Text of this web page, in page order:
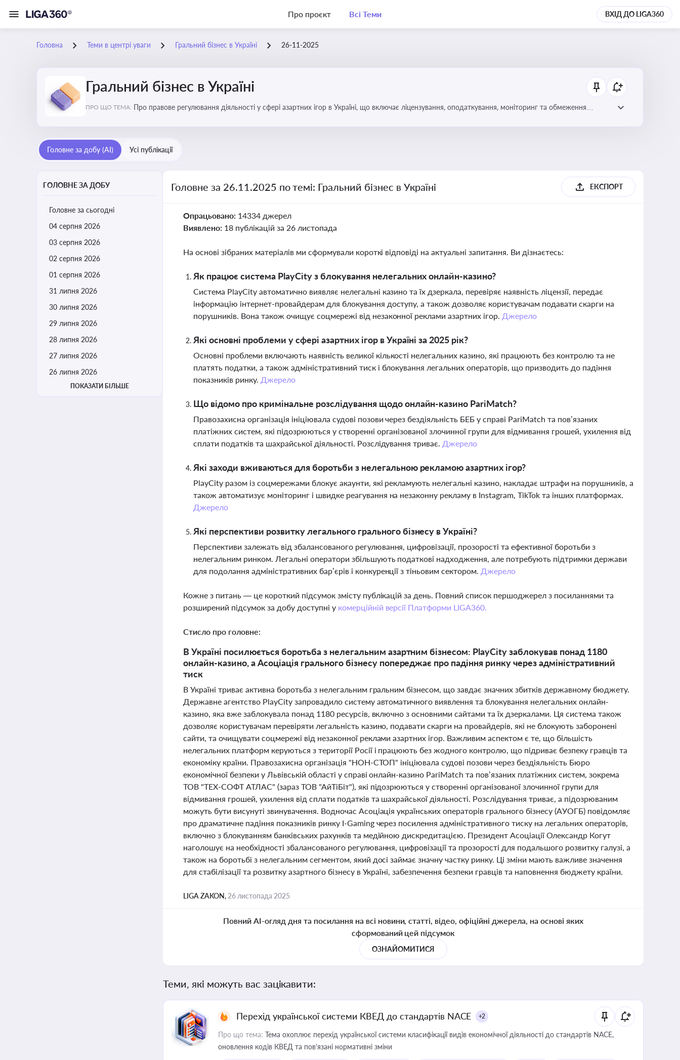
Про проєкт Всі Теми ВХІД ДО LIGA360
Головна Теми в центрі уваги Гральний бізнес в Україні 26-11-2025
Гральний бізнес в Україні
ПРО ЩО ТЕМА: Про правове регулювання діяльності у сфері азартних ігор в Україні, що включає ліцензування, оподаткування, моніторинг та обмеження
Головне за добу (AI) Усі публікації
ГОЛОВНЕ ЗА ДОБУ
Головне за сьогодні
04 серпня 2026
03 серпня 2026
02 серпня 2026
01 серпня 2026
31 липня 2026
30 липня 2026
29 липня 2026
28 липня 2026
27 липня 2026
26 липня 2026
ПОКАЗАТИ БІЛЬШЕ
Головне за 26.11.2025 по темі: Гральний бізнес в Україні ЕКСПОРТ
Опрацьовано: 14334 джерел
Виявлено: 18 публікацій за 26 листопада
На основі зібраних матеріалів ми сформували короткі відповіді на актуальні запитання. Ви дізнаєтесь:
Як працює система PlayCity з блокування нелегальних онлайн-казино?
Система PlayCity автоматично виявляє нелегальні казино та їх дзеркала, перевіряє наявність ліцензії, передає
інформацію інтернет-провайдерам для блокування доступу, а також дозволяє користувачам подавати скарги на
порушників. Вона також очищує соцмережі від незаконної реклами азартних ігор. Джерело
Які основні проблеми у сфері азартних ігор в Україні за 2025 рік?
Основні проблеми включають наявність великої кількості нелегальних казино, які працюють без контролю та не
платять податки, а також адміністративний тиск і блокування легальних операторів, що призводить до падіння
показників ринку. Джерело
Що відомо про кримінальне розслідування щодо онлайн-казино PariMatch?
Правозахисна організація ініціювала судові позови через бездіяльність БЕБ у справі PariMatch та пов’язаних
платіжних систем, які підозрюються у створенні організованої злочинної групи для відмивання грошей, ухилення від
сплати податків та шахрайської діяльності. Розслідування триває. Джерело
Які заходи вживаються для боротьби з нелегальною рекламою азартних ігор?
PlayCity разом із соцмережами блокує акаунти, які рекламують нелегальні казино, накладає штрафи на порушників, а
також автоматизує моніторинг і швидке реагування на незаконну рекламу в Instagram, TikTok та інших платформах.
Джерело
Які перспективи розвитку легального грального бізнесу в Україні?
Перспективи залежать від збалансованого регулювання, цифровізації, прозорості та ефективної боротьби з
нелегальним ринком. Легальні оператори збільшують податкові надходження, але потребують підтримки держави
для подолання адміністративних бар’єрів і конкуренції з тіньовим сектором. Джерело
Кожне з питань — це короткий підсумок змісту публікацій за день. Повний список першоджерел з посиланнями та
розширений підсумок за добу доступні у комерційній версії Платформи LIGA360.
Стисло про головне:
В Україні посилюється боротьба з нелегальним азартним бізнесом: PlayCity заблокував понад 1180
онлайн-казино, а Асоціація грального бізнесу попереджає про падіння ринку через адміністративний
тиск
В Україні триває активна боротьба з нелегальним гральним бізнесом, що завдає значних збитків державному бюджету.
Державне агентство PlayCity запровадило систему автоматичного виявлення та блокування нелегальних онлайн-
казино, яка вже заблокувала понад 1180 ресурсів, включно з основними сайтами та їх дзеркалами. Ця система також
дозволяє користувачам перевіряти легальність казино, подавати скарги на провайдерів, які не блокують заборонені
сайти, та очищувати соцмережі від незаконної реклами азартних ігор. Важливим аспектом є те, що більшість
нелегальних платформ керуються з території Росії і працюють без жодного контролю, що підриває безпеку гравців та
економіку країни. Правозахисна організація "НОН-СТОП" ініціювала судові позови через бездіяльність Бюро
економічної безпеки у Львівській області у справі онлайн-казино PariMatch та пов’язаних платіжних систем, зокрема
ТОВ "ТЕХ-СОФТ АТЛАС" (зараз ТОВ "АйТіБіт"), які підозрюються у створенні організованої злочинної групи для
відмивання грошей, ухилення від сплати податків та шахрайської діяльності. Розслідування триває, а підозрюваним
можуть бути висунуті звинувачення. Водночас Асоціація українських операторів грального бізнесу (АУОГБ) повідомляє
про драматичне падіння показників ринку I-Gaming через посилення адміністративного тиску на легальних операторів,
включно з блокуванням банківських рахунків та медійною дискредитацією. Президент Асоціації Олександр Когут
наголошує на необхідності збалансованого регулювання, цифровізації та прозорості для подальшого розвитку галузі, а
також на боротьбі з нелегальним сегментом, який досі займає значну частку ринку. Ці зміни мають важливе значення
для стабілізації та розвитку азартного бізнесу в Україні, забезпечення безпеки гравців та наповнення бюджету країни.
LIGA ZAKON, 26 листопада 2025
Повний AI-огляд дня та посилання на всі новини, статті, відео, офіційні джерела, на основі яких
сформований цей підсумок
ОЗНАЙОМИТИСЯ
Теми, які можуть вас зацікавити:
Перехід української системи КВЕД до стандартів NACE +2
Про що тема: Тема охоплює перехід української системи класифікації видів економічної діяльності до стандартів NACE,
оновлення кодів КВЕД та пов'язані нормативні зміни